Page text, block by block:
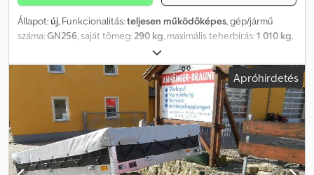
Állapot:új, Funkcionalitás:teljesen működőképes, gép/jármű
száma:GN256 , saját tömeg: 290 kg , maximális teherbírás:1 010 kg
, tengelyelrendezés:
2 510 mm, rakodótér szélesség:1 480 mm, raktérmagasság:300
, Oldalfal, korlát és hasonlók - Eloxált alumíniumból készült, 30
cm magas, duplafalú oldalfalak - Excenterzárakkal - Minden
oldalról lehajtható és levehető oldalfalak - Sarokoszlopok
dugaszolva - Gyors átszerelés platós pótkocsivá - Masszív és
tartós zsanérok Alváz és váz - Vonógömb-csatlakozó biztonsági
kijelzővel - Tűzihorganyzott váz - Hegesztett alváz V-vontatórúddal
Raktér és padló - Egységes, csúszásmentes és vízálló
Apróhirdetés